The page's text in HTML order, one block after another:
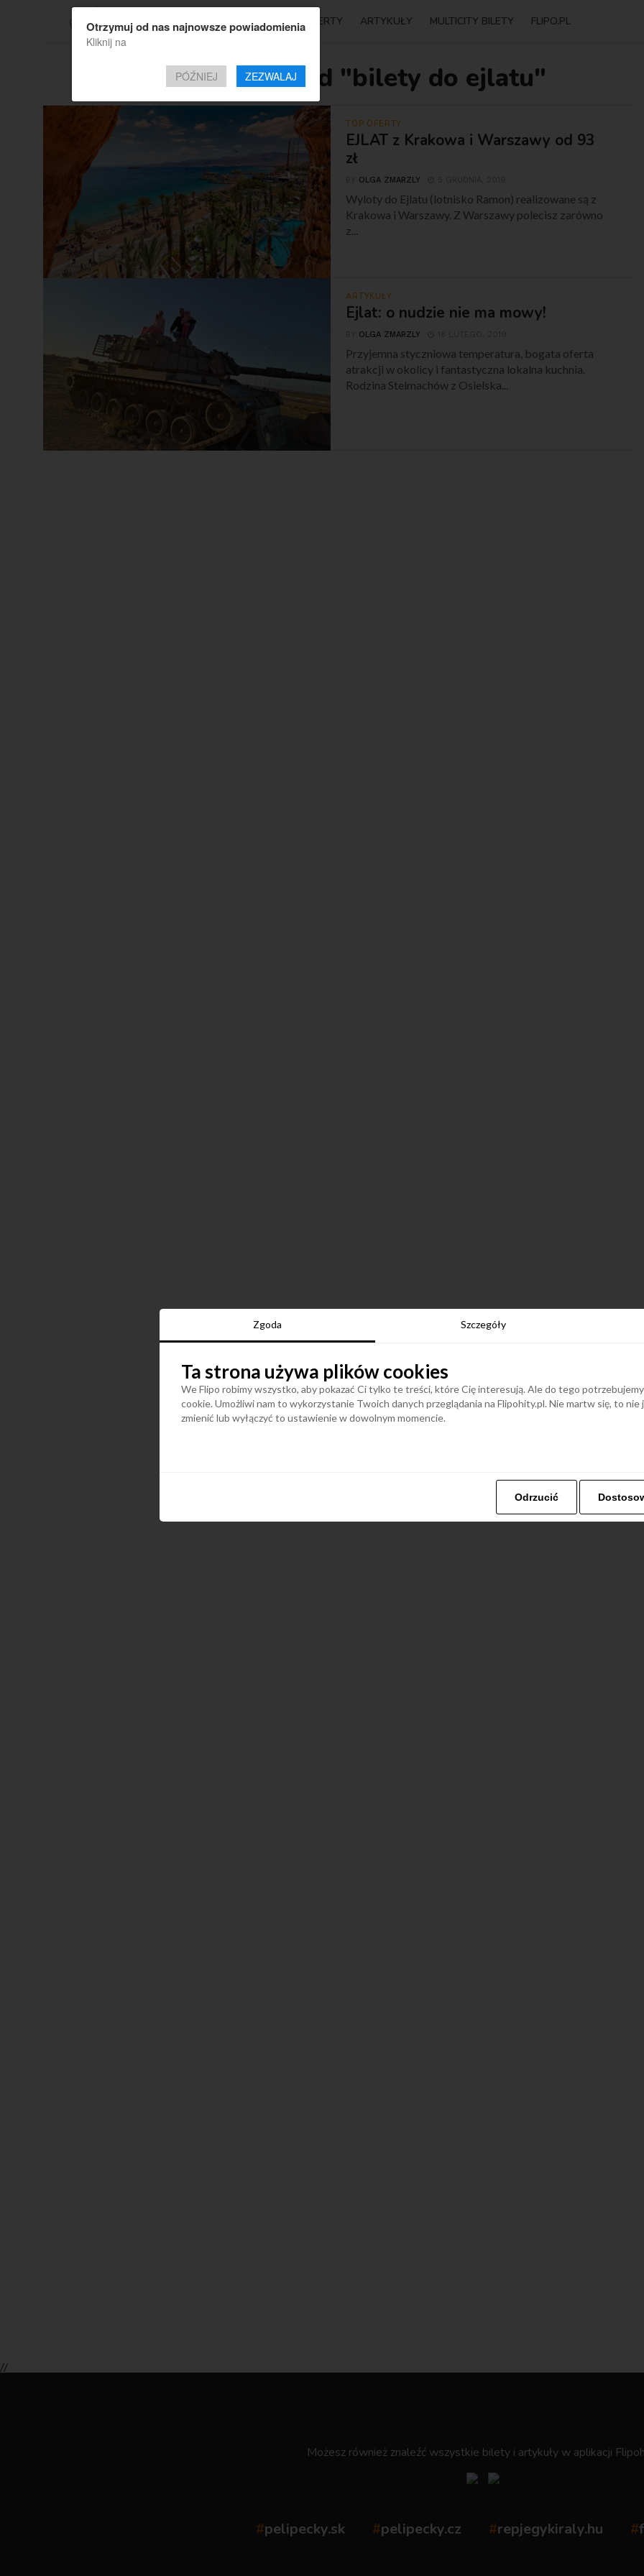
TOP OFERTY ARTYKUŁY MULTICITY BILETY FLIPO.PL
All posts tagged "bilety do ejlatu"
TOP OFERTY
EJLAT z Krakowa i Warszawy od 93
zł
OLGA ZMARZLY
Wyloty do Ejlatu (lotnisko Ramon) realizowane są z
Krakowa i Warszawy. Z Warszawy polecisz zarówno
z...
ARTYKUŁY
Ejlat: o nudzie nie ma mowy!
OLGA ZMARZLY
Przyjemna styczniowa temperatura, bogata oferta
atrakcji w okolicy i fantastyczna lokalna kuchnia.
Rodzina Stelmachów z Osielska...
//
Możesz również znaleźć wszystkie bilety i artykuły w aplikacji
#pelipecky.sk #pelipecky.cz #repjegykiraly.hu #
Zgoda Szczegóły
Ta strona używa plików cookies
We Flipo robimy wszystko, aby pokazać Ci tylko te treści, które Cię interesują. Ale do tego
cookie. Umożliwi nam to wykorzystanie Twoich danych przeglądania na Flipohity.pl. Nie martw się, to nie
zmienić lub wyłączyć to ustawienie w dowolnym momencie.
Odrzucić
Otrzymuj od nas najnowsze powiadomienia
Kliknij na
PÓŹNIEJ ZEZWALAJ